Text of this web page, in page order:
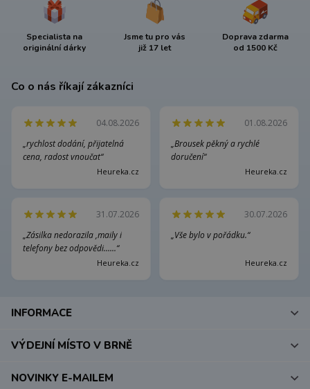
Specialista na
originální dárky
Jsme tu pro vás
již 17 let
Doprava zdarma
od 1500 Kč
Co o nás říkají zákazníci
04.08.2026
„rychlost dodání, přijatelná
cena, radost vnoučat“
Heureka.cz
01.08.2026
„Brousek pěkný a rychlé
doručení“
Heureka.cz
31.07.2026
„Zásilka nedorazila ,maily i
telefony bez odpovědi......“
Heureka.cz
30.07.2026
„Vše bylo v pořádku.“
Heureka.cz
INFORMACE
VÝDEJNÍ MÍSTO V BRNĚ
NOVINKY E-MAILEM